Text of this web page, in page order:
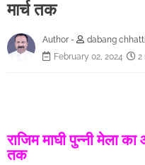
मार्च तक
Author -
dabang
February 02, 2024
2
राजिम माघी पुन्नी मेला
तक